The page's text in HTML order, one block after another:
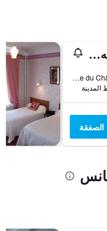
إيبيس بودجيه كوتانس
4 Allée du Château de la Mare, كوتانس, نورماندي, فرنسا